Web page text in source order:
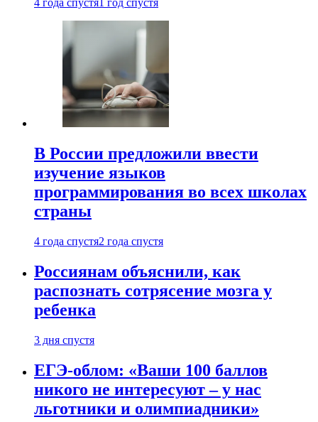
4 года спустя 1 год спустя
В России предложили ввести
изучение языков
программирования во всех школах
страны
4 года спустя2 года спустя
Россиянам объяснили, как
распознать сотрясение мозга у
ребенка
3 дня спустя
ЕГЭ-облом: «Ваши 100 баллов
никого не интересуют – у нас
льготники и олимпиадники»